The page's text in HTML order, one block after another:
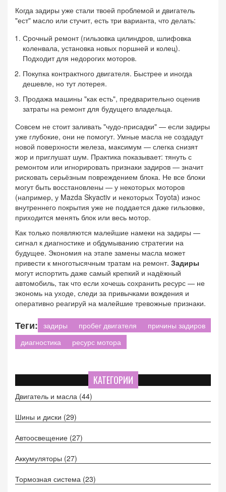
Когда задиры уже стали твоей проблемой и двигатель
"ест" масло или стучит, есть три варианта, что делать:
Срочный ремонт (гильзовка цилиндров, шлифовка
коленвала, установка новых поршней и колец).
Подходит для недорогих моторов.
Покупка контрактного двигателя. Быстрее и иногда
дешевле, но тут лотерея.
Продажа машины "как есть", предварительно оценив
затраты на ремонт для будущего владельца.
Совсем не стоит заливать "чудо-присадки" — если задиры
уже глубокие, они не помогут. Умные масла не создадут
новой поверхности железа, максимум — слегка снизят
жор и приглушат шум. Практика показывает: тянуть с
ремонтом или игнорировать признаки задиров — значит
рисковать серьёзным повреждением блока. Не все блоки
могут быть восстановлены — у некоторых моторов
(например, у Mazda Skyactiv и некоторых Toyota) износ
внутреннего покрытия уже не поддается даже гильзовке,
приходится менять блок или весь мотор.
Как только появляются малейшие намеки на задиры —
сигнал к диагностике и обдумыванию стратегии на
будущее. Экономия на этапе замены масла может
привести к многотысячным тратам на ремонт. Задиры
могут испортить даже самый крепкий и надёжный
автомобиль, так что если хочешь сохранить ресурс — не
экономь на уходе, следи за привычками вождения и
оперативно реагируй на малейшие тревожные признаки.
Теги: задиры пробег двигателя
причины задиров
диагностика
ресурс мотора
КАТЕГОРИИ
Двигатель и масла (44)
Шины и диски (29)
Автоосвещение (27)
Аккумуляторы (27)
Тормозная система (23)